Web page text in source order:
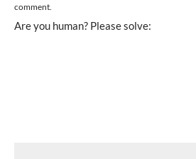
comment.
Are you human? Please solve: